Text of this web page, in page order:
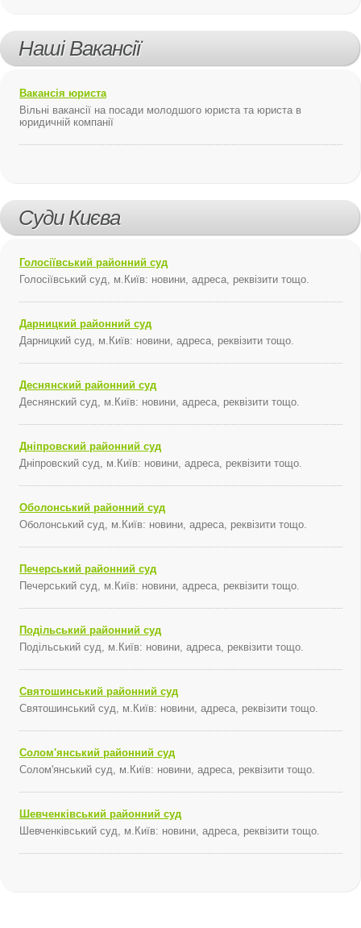
Наші Вакансії
Вакансія юриста
Вільні вакансії на посади молодшого юриста та юриста в
юридичній компанії
Суди Києва
Голосіївський районний суд
Голосіївський суд, м.Київ: новини, адреса, реквізити тощо.
Дарницкий районний суд
Дарницкий суд, м.Київ: новини, адреса, реквізити тощо.
Деснянский районний суд
Деснянский суд, м.Київ: новини, адреса, реквізити тощо.
Дніпровский районний суд
Дніпровский суд, м.Київ: новини, адреса, реквізити тощо.
Оболонський районний суд
Оболонський суд, м.Київ: новини, адреса, реквізити тощо.
Печерський районний суд
Печерський суд, м.Київ: новини, адреса, реквізити тощо.
Подільський районний суд
Подільський суд, м.Київ: новини, адреса, реквізити тощо.
Святошинський районний суд
Святошинський суд, м.Київ: новини, адреса, реквізити тощо.
Солом'янський районний суд
Солом'янський суд, м.Київ: новини, адреса, реквізити тощо.
Шевченківський районний суд
Шевченківський суд, м.Київ: новини, адреса, реквізити тощо.